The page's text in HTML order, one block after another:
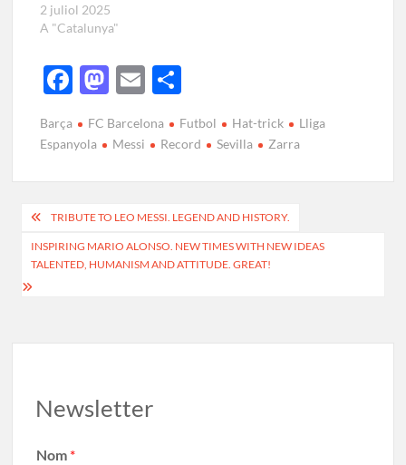
2 juliol 2025
A "Catalunya"
F
e
o
k
M
to
n
E
ail m
te
ix
Barça FC Barcelona Futbol Hat-trick
Lliga
Espanyola
Messi Record Sevilla Zarra
TRIBUTE TO LEO MESSI. LEGEND AND HISTORY.
INSPIRING MARIO ALONSO. NEW TIMES WITH NEW IDEAS
TALENTED, HUMANISM AND ATTITUDE. GREAT!
Newsletter
Nom *